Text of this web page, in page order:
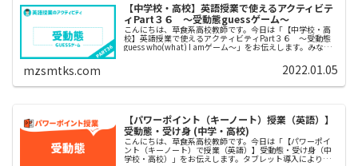
【中学校・高校】英語授業で使えるアクティビテ
ィPart３６ 〜受動態guessゲーム〜
こんにちは、草食系高校教師です。今日は「【中学校・高
校】英語授業で使えるアクティビティPart３６ 〜受動態
guess who(what) I amゲーム〜」をお伝えします。みなさ
mzsmtks.com 2022.01.05
【パワーポイント（キーノート）授業（英語）】
受動態・受け身 (中学・高校)
こんにちは、草食系高校教師です。今日は「【パワーポイ
ント（キーノート）で授業（英語）】受動態・受け身（中
学校・高校）」をお伝えします。タブレット導入によりパ